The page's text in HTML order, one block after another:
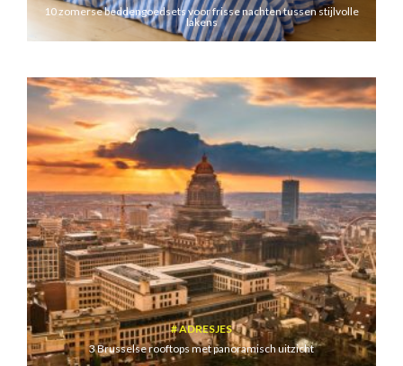
10 zomerse beddengoedsets voor frisse nachten tussen stijlvolle
lakens
ADRESJES
3 Brusselse rooftops met panoramisch uitzicht